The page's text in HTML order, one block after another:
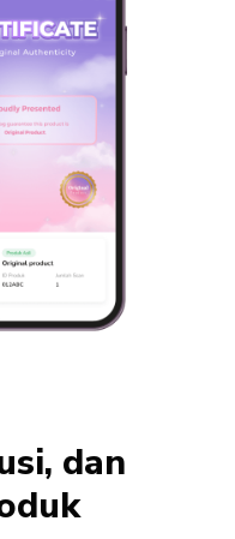
dan